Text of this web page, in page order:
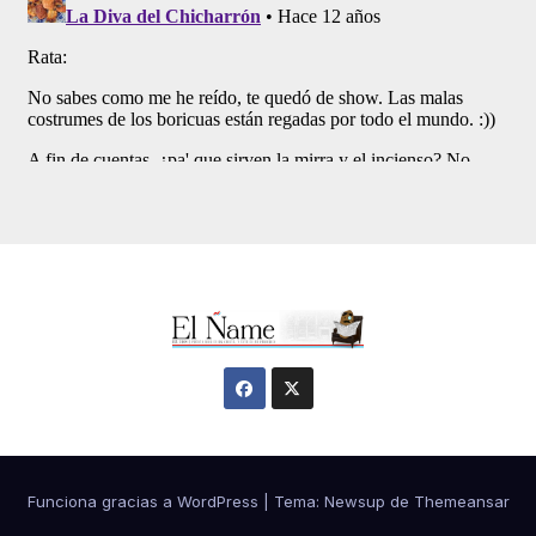
Funciona gracias a WordPress Tema: Newsup de Themeansar